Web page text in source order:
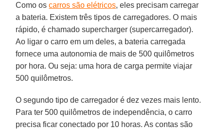
Como oscarros são elétricos, eles precisam carregar
a bateria. Existem três tipos de carregadores. O mais
rápido, é chamado supercharger (supercarregador).
Ao ligar o carro em um deles, a bateria carregada
fornece uma autonomia de mais de 500 quilômetros
por hora. Ou seja: uma hora de carga permite viajar
500 quilômetros.
O segundo tipo de carregador é dez vezes mais lento.
Para ter 500 quilômetros de independência, o carro
precisa ficar conectado por 10 horas. As contas são